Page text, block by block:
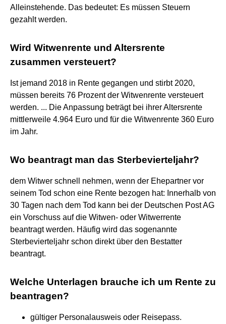
Alleinstehende. Das bedeutet: Es müssen Steuern
gezahlt werden.
Wird Witwenrente und Altersrente
zusammen versteuert?
Ist jemand 2018 in Rente gegangen und stirbt 2020,
müssen bereits 76 Prozent der Witwenrente versteuert
werden. ... Die Anpassung beträgt bei ihrer Altersrente
mittlerweile 4.964 Euro und für die Witwenrente 360 Euro
im Jahr.
Wo beantragt man das Sterbevierteljahr?
dem Witwer schnell nehmen, wenn der Ehepartner vor
seinem Tod schon eine Rente bezogen hat: Innerhalb von
30 Tagen nach dem Tod kann bei der Deutschen Post AG
ein Vorschuss auf die Witwen- oder Witwerrente
beantragt werden. Häufig wird das sogenannte
Sterbevierteljahr schon direkt über den Bestatter
beantragt.
Welche Unterlagen brauche ich um Rente zu
beantragen?
gültiger Personalausweis oder Reisepass.